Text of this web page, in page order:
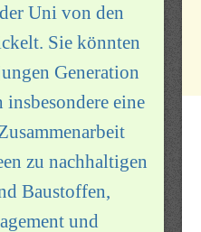
Uni von den
Sie könnten
Generation
eine
zu nachhaltigen
Baustoffen,
und